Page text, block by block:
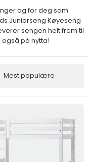
og for deg som
Juniorseng Køyeseng
sengen helt frem til
på hytta!
Mest populære